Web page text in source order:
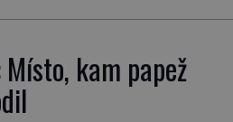
kam papež